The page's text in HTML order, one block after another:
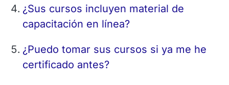
¿Sus cursos incluyen material de
capacitación en línea?
¿Puedo tomar sus cursos si ya me he
certificado antes?